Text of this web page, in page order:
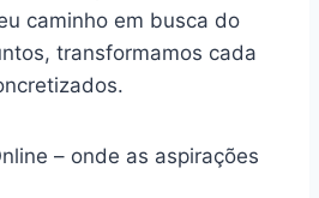
caminho em busca do
transformamos cada
– onde as aspirações